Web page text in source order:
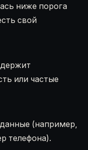
ниже порога
свой
или частые
(например,
телефона).